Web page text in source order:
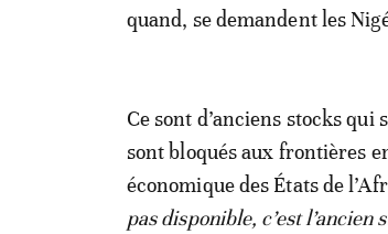
quand, se demandent les
Ce sont d’anciens stocks
sont bloqués aux frontières
économique des États de
pas disponible, c’est